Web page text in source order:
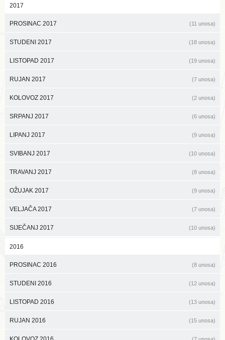
2017
PROSINAC 2017 (11 unosa)
STUDENI 2017 (18 unosa)
LISTOPAD 2017 (19 unosa)
RUJAN 2017 (7 unosa)
KOLOVOZ 2017 (2 unosa)
SRPANJ 2017 (6 unosa)
LIPANJ 2017 (9 unosa)
SVIBANJ 2017 (10 unosa)
TRAVANJ 2017 (8 unosa)
OŽUJAK 2017 (9 unosa)
VELJAČA 2017 (7 unosa)
SIJEČANJ 2017 (10 unosa)
2016
PROSINAC 2016 (8 unosa)
STUDENI 2016 (12 unosa)
LISTOPAD 2016 (13 unosa)
RUJAN 2016 (15 unosa)